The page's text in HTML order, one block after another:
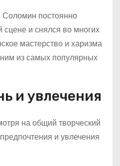
постоянно
сцене и снялся во многих
мастерство и харизма
из самых популярных
и увлечения
на общий творческий
и увлечения